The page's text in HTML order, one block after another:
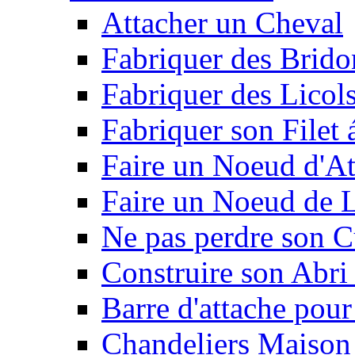
Attacher un Cheval
Fabriquer des
Fabriquer des
Fabriquer son Filet
Faire un Noeud
Faire un Noeud de
Ne pas perdre son
Construire son
Barre d'attache
Chandeliers Maison